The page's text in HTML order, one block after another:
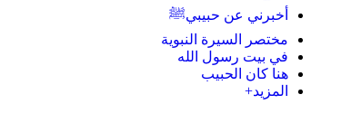
أخبرني عن حبيبيﷺ
مختصر السيرة النبوية
في بيت رسول الله
هنا كان الحبيب
المزيد+